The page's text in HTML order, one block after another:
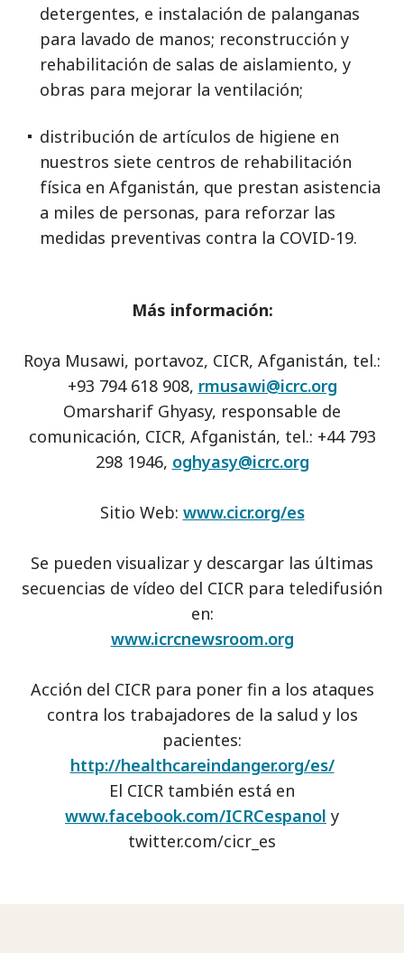
detergentes, e instalación de palanganas
para lavado de manos; reconstrucción y
rehabilitación de salas de aislamiento, y
obras para mejorar la ventilación;
distribución de artículos de higiene en
nuestros siete centros de rehabilitación
física en Afganistán, que prestan asistencia
a miles de personas, para reforzar las
medidas preventivas contra la COVID-19.
Más información:
Roya Musawi, portavoz, CICR, Afganistán, tel.:
+93 794 618 908, rmusawi@icrc.org
Omarsharif Ghyasy, responsable de
comunicación, CICR, Afganistán, tel.: +44 793
298 1946, oghyasy@icrc.org
Sitio Web: www.cicr.org/es
Se pueden visualizar y descargar las últimas
secuencias de vídeo del CICR para teledifusión
en:
www.icrcnewsroom.org
Acción del CICR para poner fin a los ataques
contra los trabajadores de la salud y los
pacientes:
http://healthcareindanger.org/es/
El CICR también está en
www.facebook.com/ICRCespanol y
twitter.com/cicr_es